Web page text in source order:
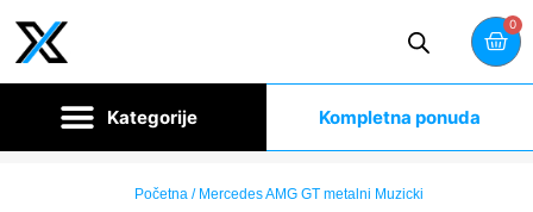
0
Kompletna ponuda
Početna/ Mercedes AMG GT metalni Muzicki